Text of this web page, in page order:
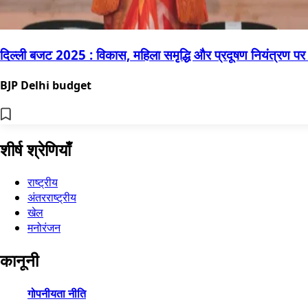
दिल्ली बजट 2025 : विकास, महिला समृद्धि और प्रदूषण नियंत्रण पर
BJP Delhi budget
शीर्ष श्रेणियाँ
राष्ट्रीय
अंतरराष्ट्रीय
खेल
मनोरंजन
कानूनी
गोपनीयता नीति